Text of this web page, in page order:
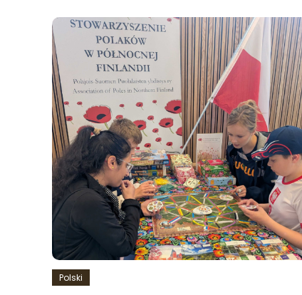
Polski